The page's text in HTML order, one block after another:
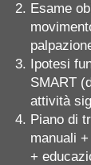
Esame
Ipotesi
SMART
attività
Piano di
manuali
+